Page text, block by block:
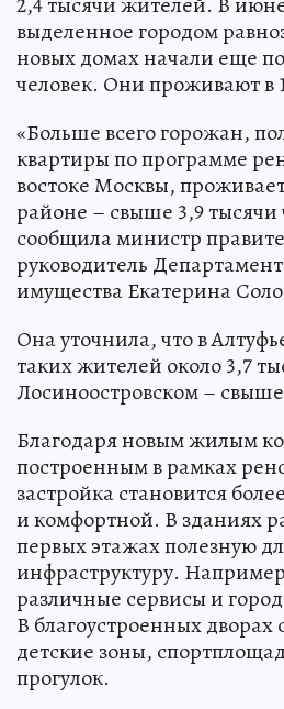
выделенное городом
новых домах начали еще
человек. Они проживают в
«Больше всего горожан,
квартиры по программе
востоке Москвы,
районе – свыше 3,9 тысячи
сообщила министр
руководитель
имущества Екатерина
Она уточнила, что в
таких жителей около 3,7
Лосиноостровском –
Благодаря новым жилым
построенным в рамках
застройка становится
и комфортной. В зданиях
первых этажах полезную
инфраструктуру.
различные сервисы и
В благоустроенных дворах
детские зоны,
прогулок.